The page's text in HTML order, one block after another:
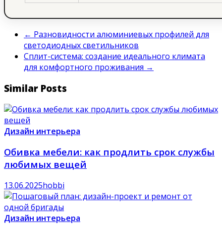
← Разновидности алюминиевых профилей для
светодиодных светильников
Сплит-система: создание идеального климата
для комфортного проживания →
Similar Posts
Дизайн интерьера
Обивка мебели: как продлить срок службы
любимых вещей
13.06.2025hobbi
Дизайн интерьера